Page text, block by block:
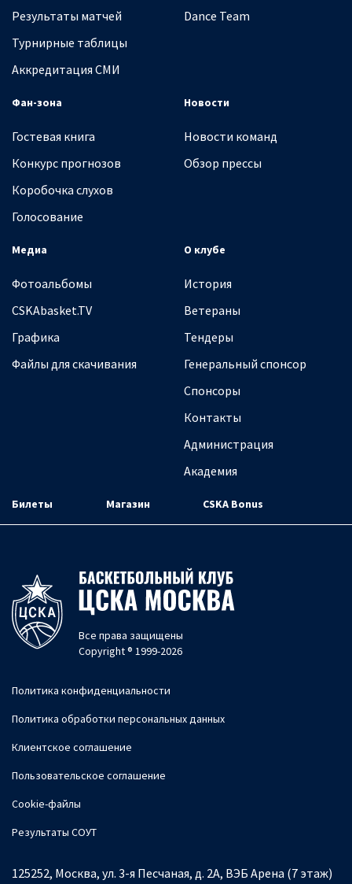
Результаты матчей
Турнирные таблицы
Аккредитация СМИ
Dance Team
Фан-зона
Гостевая книга
Конкурс прогнозов
Коробочка слухов
Голосование
Новости
Новости команд
Обзор прессы
Медиа
Фотоальбомы
CSKAbasket.TV
Графика
Файлы для скачивания
О клубе
История
Ветераны
Тендеры
Генеральный спонсор
Спонсоры
Контакты
Администрация
Академия
Билеты Магазин CSKA Bonus
Все права защищены
Copyright ® 1999-2026
Политика конфиденциальности
Политика обработки персональных данных
Клиентское соглашение
Пользовательское соглашение
Cookie-файлы
Результаты СОУТ
125252, Москва, ул. 3-я Песчаная, д. 2А, ВЭБ Арена (7 этаж)